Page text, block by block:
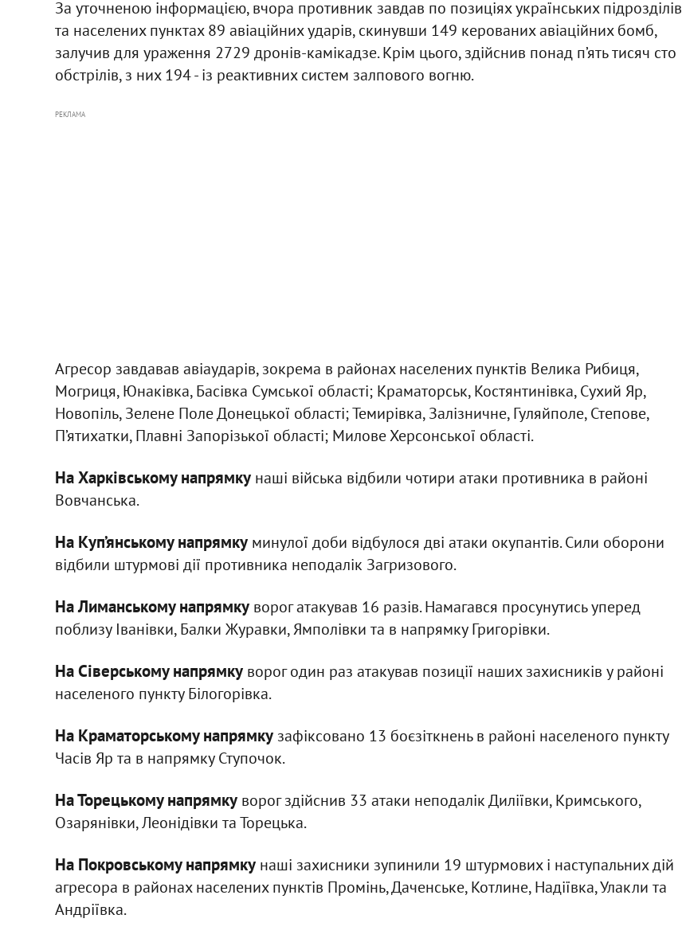
За уточненою інформацією, вчора противник завдав по позиціях українських підрозділів
та населених пунктах 89 авіаційних ударів, скинувши 149 керованих авіаційних бомб,
залучив для ураження 2729 дронів-камікадзе. Крім цього, здійснив понад п’ять тисяч сто
обстрілів, з них 194 - із реактивних систем залпового вогню.
РЕКЛАМА
Агресор завдавав авіаударів, зокрема в районах населених пунктів Велика Рибиця,
Могриця, Юнаківка, Басівка Сумської області; Краматорськ, Костянтинівка, Сухий Яр,
Новопіль, Зелене Поле Донецької області; Темирівка, Залізничне, Гуляйполе, Степове,
П’ятихатки, Плавні Запорізької області; Милове Херсонської області.
На Харківському напрямкунаші війська відбили чотири атаки противника в районі
Вовчанська.
На Куп’янському напрямкуминулої доби відбулося дві атаки окупантів. Сили оборони
відбили штурмові дії противника неподалік Загризового.
На Лиманському напрямкуворог атакував 16 разів. Намагався просунутись уперед
поблизу Іванівки, Балки Журавки, Ямполівки та в напрямку Григорівки.
На Сіверському напрямкуворог один раз атакував позиції наших захисників у районі
населеного пункту Білогорівка.
На Краматорському напрямкузафіксовано 13 боєзіткнень в районі населеного пункту
Часів Яр та в напрямку Ступочок.
На Торецькому напрямкуворог здійснив 33 атаки неподалік Диліївки, Кримського,
Озарянівки, Леонідівки та Торецька.
На Покровському напрямкунаші захисники зупинили 19 штурмових і наступальних дій
агресора в районах населених пунктів Промінь, Даченське, Котлине, Надіївка, Улакли та
Андріївка.